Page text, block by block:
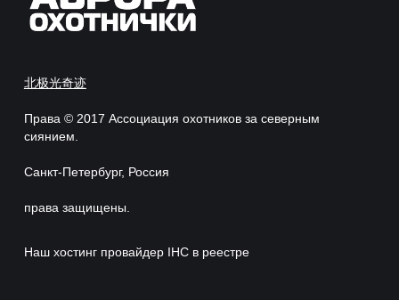
北极光奇迹
Права © 2017 Ассоциация охотников за северным
сиянием.
Санкт-Петербург, Россия
права защищены.
Наш хостинг провайдер IHC в реестре